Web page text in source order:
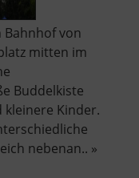
von
mitten im
Buddelkiste
Kinder.
nebenan.. »